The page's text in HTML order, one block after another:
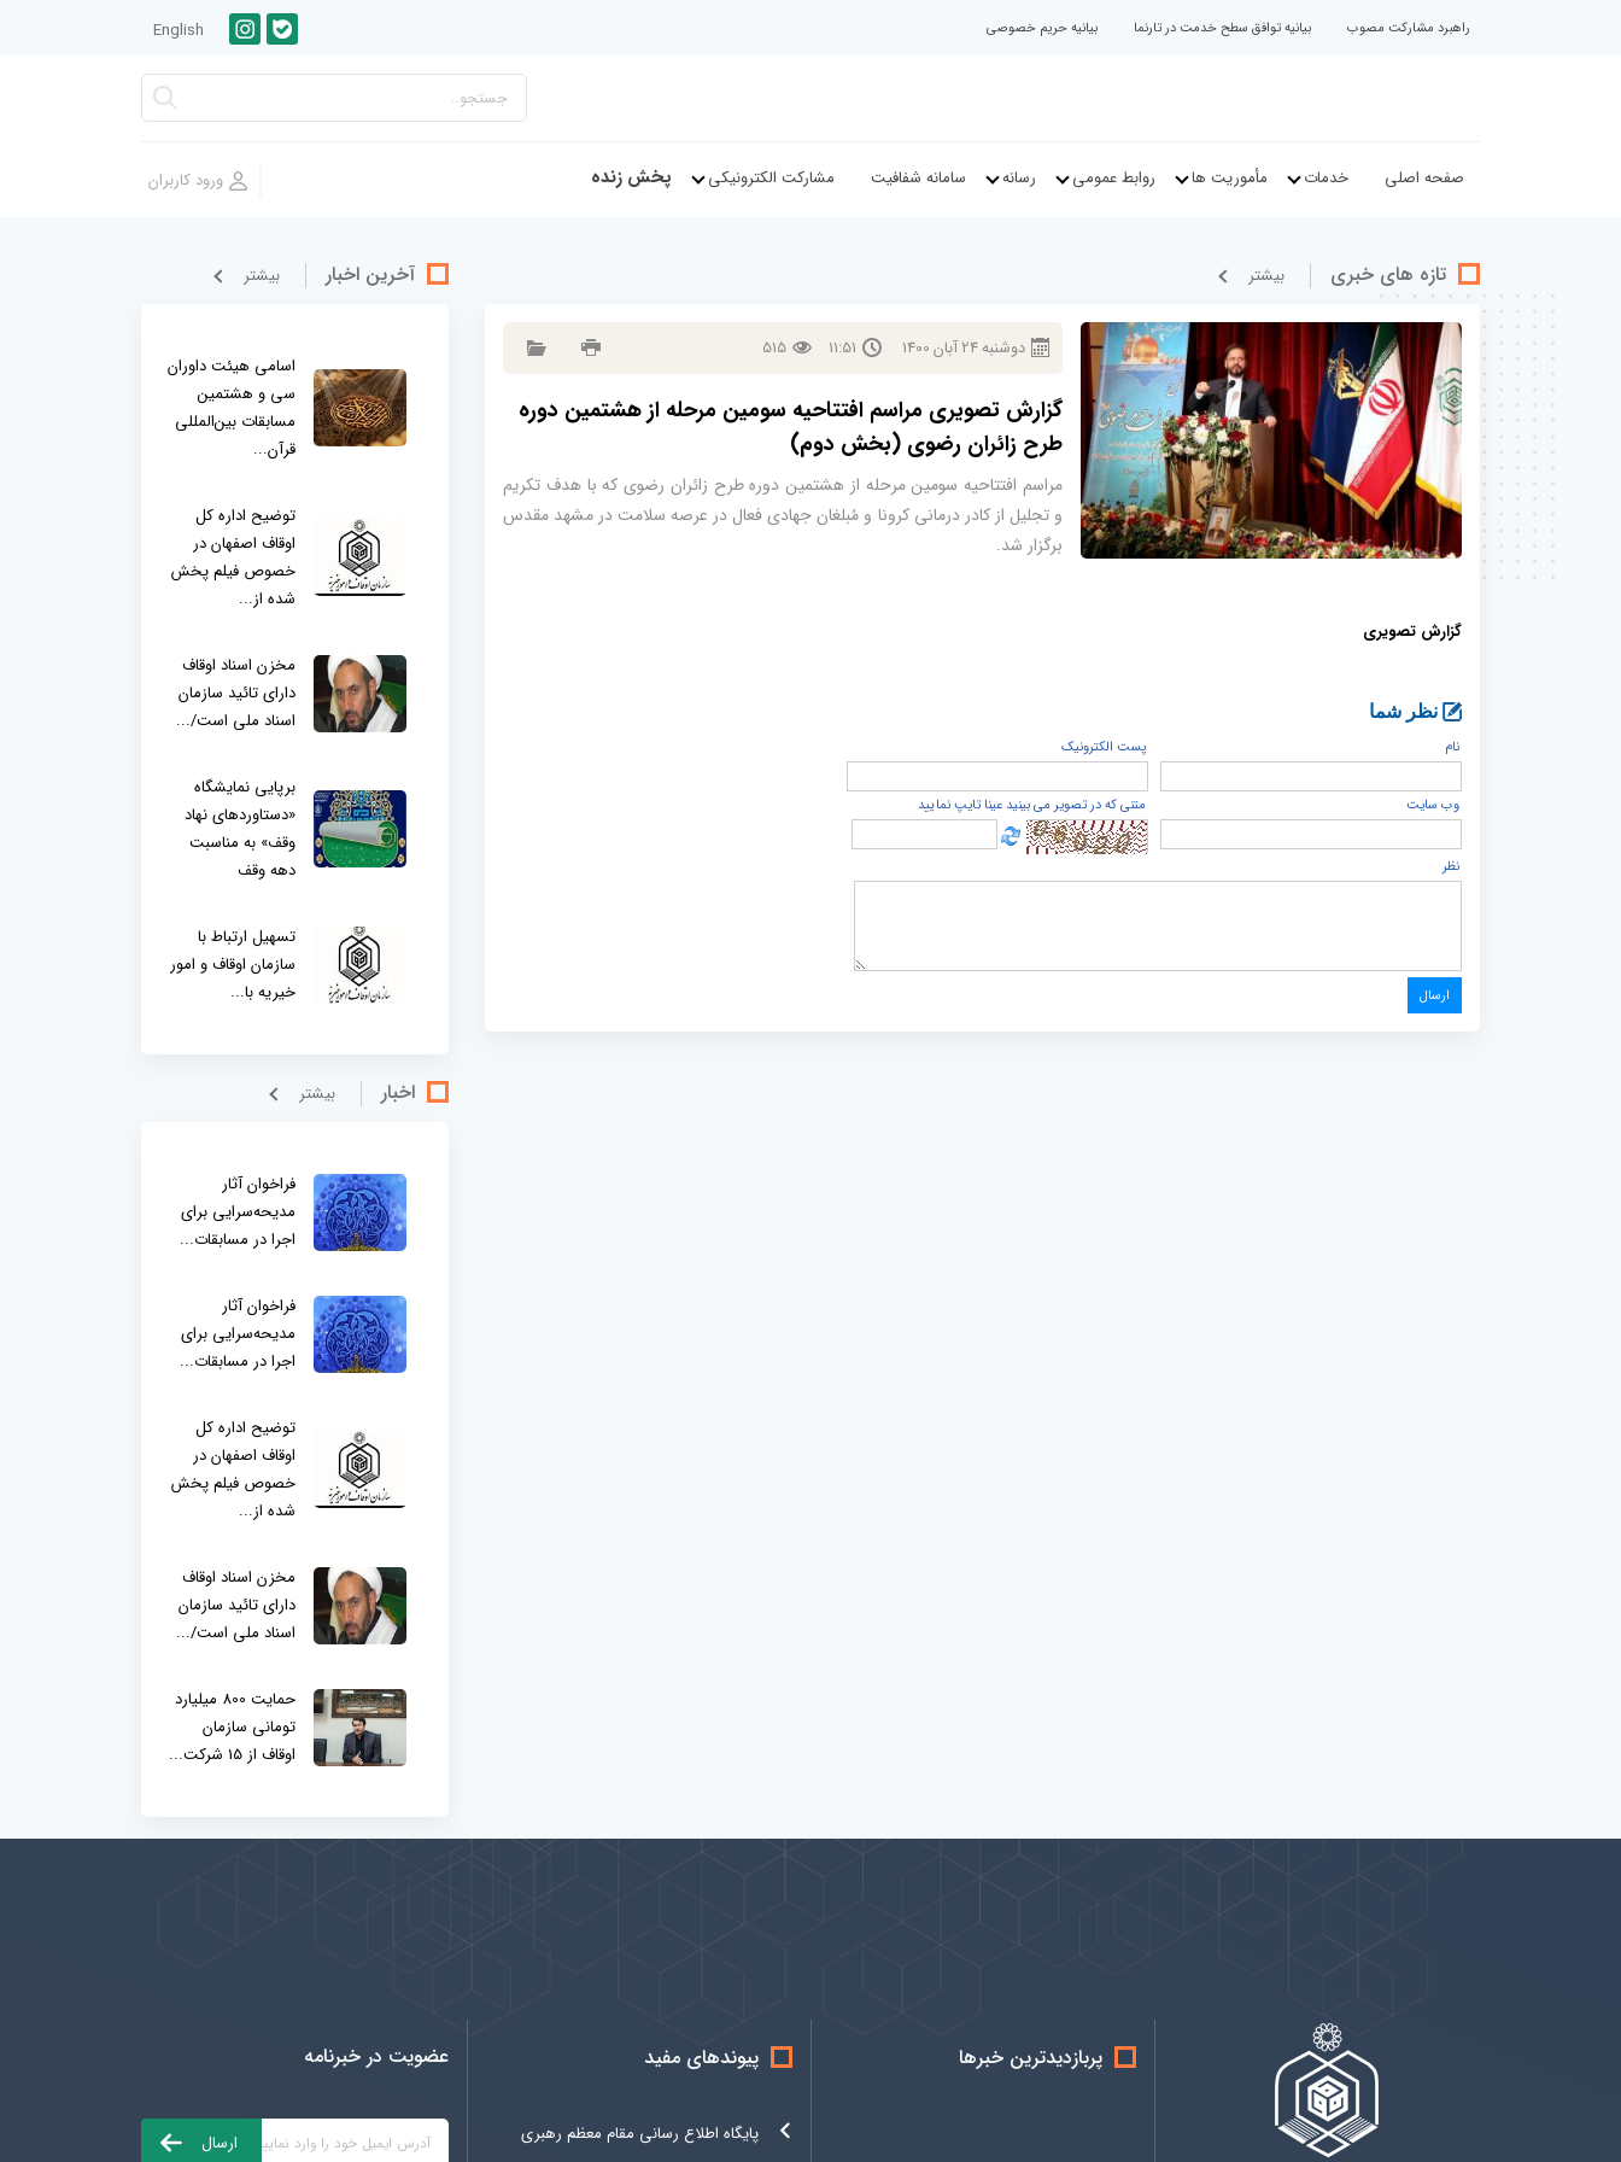
راهبرد مشارکت مصوب بیانیه توافق سطح خدمت در تارنما بیانیه حریم خصوصی English
صفحه اصلی خدمات مأموریت ها روابط عمومی رسانه سامانه شفافیت مشارکت الکترونیکی پخش زنده
تازه های خبری بيشتر
دوشنبه24 آبان1400
11:51
515
گزارش تصویری مراسم افتتاحیه سومین مرحله از هشتمین دوره
طرح زائران رضوی (بخش دوم)
مراسم افتتاحیه سومین مرحله از هشتمین دوره طرح زائران رضوی که با هدف تکریم
و تجلیل از کادر درمانی کرونا و مُبلغان جهادی فعال در عرصه سلامت در مشهد مقدس
برگزار شد.
گزارش تصویری
نظر شما
نام
پست الكترونيک
وب سایت متنی که در تصویر می بینید عینا تایپ نمایید
نظر
آخرین اخبار بيشتر
اسامی هیئت داوران
سی و هشتمین
مسابقات بین‌المللی
قرآن...
توضیح اداره کل
اوقاف اصفهان در
خصوص فیلم پخش
شده از...
مخزن اسناد اوقاف
دارای تائید سازمان
اسناد ملی است/...
برپایی نمایشگاه
«دستاوردهای نهاد
وقف» به مناسبت
دهه وقف
تسهیل ارتباط با
سازمان اوقاف و امور
خیریه با...
اخبار بيشتر
فراخوان آثار
مدیحه‌سرایی برای
اجرا در مسابقات...
فراخوان آثار
مدیحه‌سرایی برای
اجرا در مسابقات...
توضیح اداره کل
اوقاف اصفهان در
خصوص فیلم پخش
شده از...
مخزن اسناد اوقاف
دارای تائید سازمان
اسناد ملی است/...
حمایت 800 میلیارد
تومانی سازمان
اوقاف از 15 شرکت...
پربازدیدترین خبرها پیوندهای مفید
پایگاه اطلاع رسانی مقام معظم رهبری
عضویت در خبرنامه